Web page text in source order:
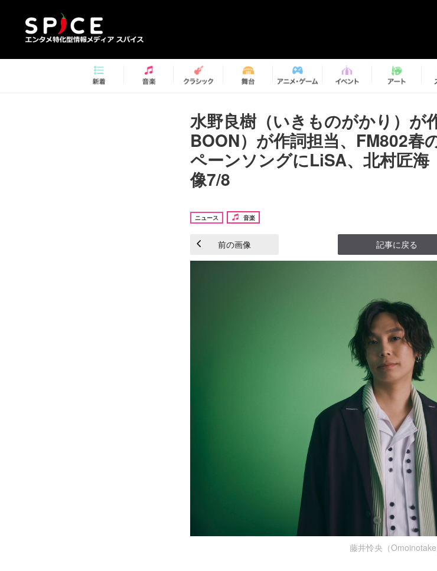
水野良樹（いきものがかり）が
BOON）が作詞担当、FM802春
ペーンソングにLiSA、北村匠海
像7/8
ニュース 音楽
前の画像 記事に戻る
藤井怜央（Omoinotake